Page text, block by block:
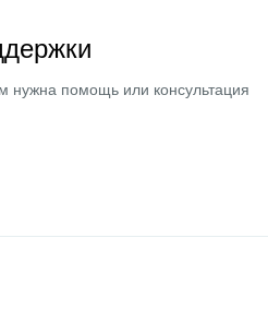
нужна помощь или консультация